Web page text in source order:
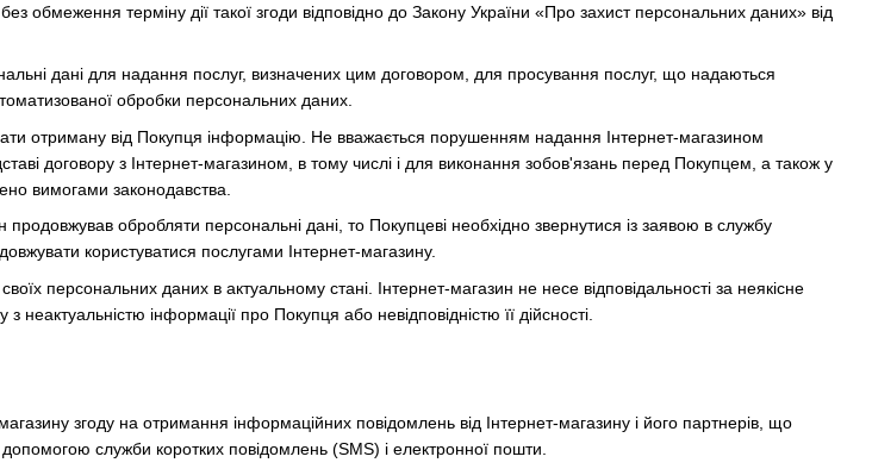
обмеження терміну дії такої згоди відповідно до Закону України «Про захист персональних даних» від
дані для надання послуг, визначених цим договором, для просування послуг, що надаються
обробки персональних даних.
отриману від Покупця інформацію. Не вважається порушенням надання Інтернет-магазином
договору з Інтернет-магазином, в тому числі і для виконання зобов'язань перед Покупцем, а також у
вимогами законодавства.
обробляти персональні дані, то Покупцеві необхідно звернутися із заявою в службу
користуватися послугами Інтернет-магазину.
персональних даних в актуальному стані. Інтернет-магазин не несе відповідальності за неякісне
інформації про Покупця або невідповідністю її дійсності.
згоду на отримання інформаційних повідомлень від Інтернет-магазину і його партнерів, що
служби коротких повідомлень (SMS) і електронної пошти.